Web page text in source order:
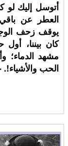
أتوسل إليك لو
العطر عن
يوقف زحف
كان بيننا،
مشهد الدماء؛
الحب والأشياء!.